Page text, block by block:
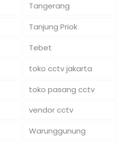
Tangerang
Tanjung Priok
Tebet
toko cctv jakarta
toko pasang cctv
vendor cctv
Warunggunung